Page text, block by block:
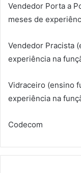
Vendedor Porta a
meses de
Vendedor Pracista
experiência na
Vidraceiro (ensino
experiência na
Codecom